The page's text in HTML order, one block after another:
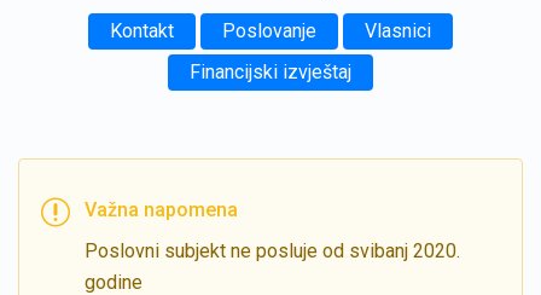
Kontakt Poslovanje
Vlasnici
Financijski izvještaj
Važna napomena
Poslovni subjekt ne posluje od svibanj 2020.
godine